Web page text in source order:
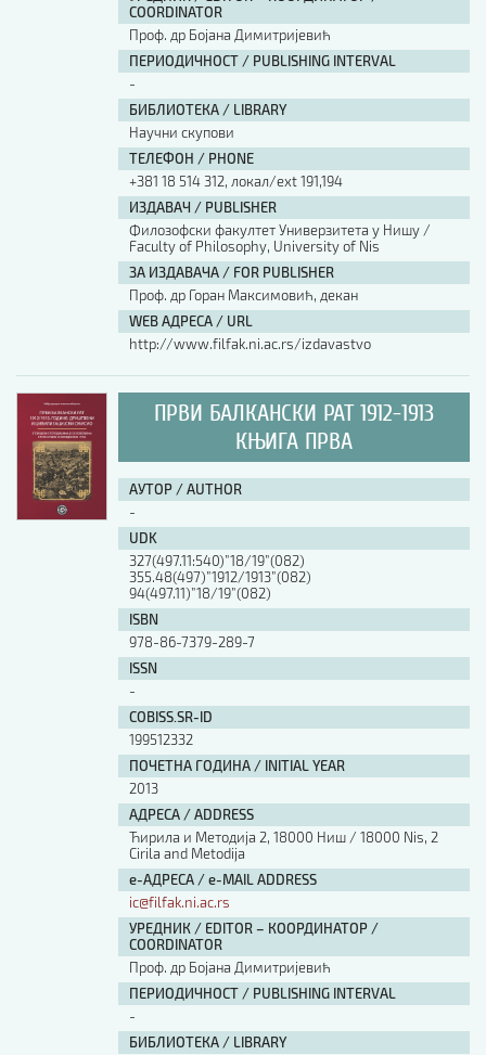
COORDINATOR
Проф. др Бојана Димитријевић
ПЕРИОДИЧНОСТ / PUBLISHING INTERVAL
-
БИБЛИОТЕКА / LIBRARY
Научни скупови
ТЕЛЕФОН / PHONE
+381 18 514 312, локал/ext 191,194
ИЗДАВАЧ / PUBLISHER
Филозофски факултет Универзитета у Нишу /
Faculty of Philosophy, University of Nis
ЗА ИЗДАВАЧА / FOR PUBLISHER
Проф. др Горан Максимовић, декан
WEB АДРЕСА / URL
http://www.filfak.ni.ac.rs/izdavastvo
ПРВИ БАЛКАНСКИ РАТ 1912-1913
КЊИГА ПРВА
АУТОР / AUTHOR
-
UDK
327(497.11:540)”18/19”(082)
355.48(497)”1912/1913”(082)
94(497.11)”18/19”(082)
ISBN
978-86-7379-289-7
ISSN
-
COBISS.SR-ID
199512332
ПОЧЕТНА ГОДИНА / INITIAL YEAR
2013
АДРЕСА / ADDRESS
Ћирила и Методија 2, 18000 Ниш / 18000 Nis, 2
Cirila and Metodija
е-АДРЕСА / e-MAIL ADDRESS
ic@filfak.ni.ac.rs
УРЕДНИК / EDITOR – КООРДИНАТОР /
COORDINATOR
Проф. др Бојана Димитријевић
ПЕРИОДИЧНОСТ / PUBLISHING INTERVAL
-
БИБЛИОТЕКА / LIBRARY